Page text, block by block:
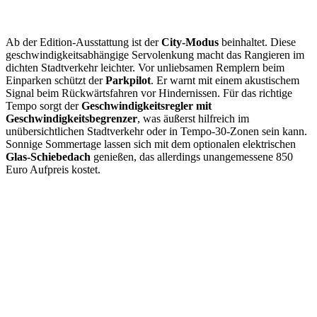
Ab der Edition-Ausstattung ist derCity-Modus beinhaltet. Diese
geschwindigkeitsabhängige Servolenkung macht das Rangieren im
dichten Stadtverkehr leichter. Vor unliebsamen Remplern beim
Einparken schützt derParkpilot. Er warnt mit einem akustischem
Signal beim Rückwärtsfahren vor Hindernissen. Für das richtige
Tempo sorgt derGeschwindigkeitsregler mit
Geschwindigkeitsbegrenzer, was äußerst hilfreich im
unübersichtlichen Stadtverkehr oder in Tempo-30-Zonen sein kann.
Sonnige Sommertage lassen sich mit dem optionalen elektrischen
Glas-Schiebedach genießen, das allerdings unangemessene 850
Euro Aufpreis kostet.